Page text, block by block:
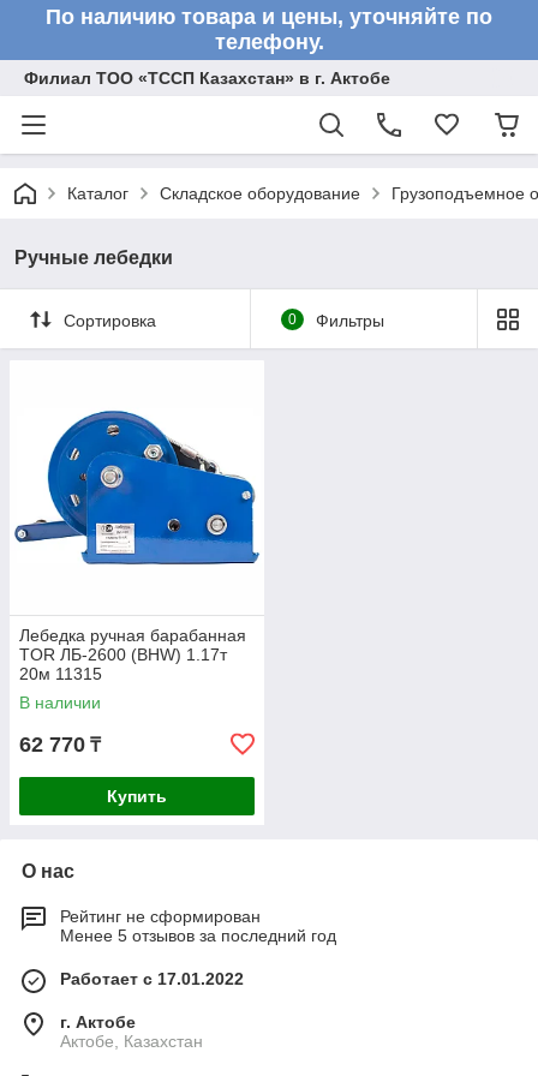
По наличию товара и цены, уточняйте по
телефону.
Филиал ТОО «ТССП Казахстан» в г. Актобе
Каталог Складское оборудование Грузоподъемное
Ручные лебедки
Сортировка 0 Фильтры
Лебедка ручная барабанная
TOR ЛБ-2600 (BHW) 1.17т
20м 11315
В наличии
62 770 ₸
Купить
О нас
Рейтинг не сформирован
Менее 5 отзывов за последний год
Работает с 17.01.2022
г. Актобе
Актобе, Казахстан